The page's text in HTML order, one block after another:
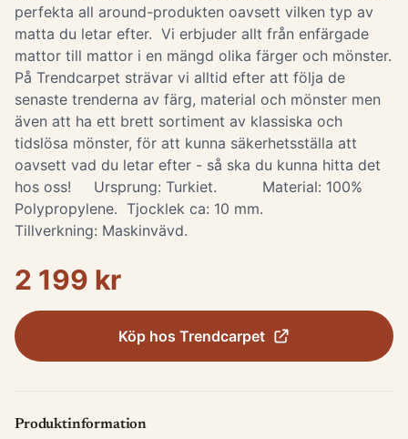
perfekta all around-produkten oavsett vilken typ av
matta du letar efter. Vi erbjuder allt från enfärgade
mattor till mattor i en mängd olika färger och mönster.
På Trendcarpet strävar vi alltid efter att följa de
senaste trenderna av färg, material och mönster men
även att ha ett brett sortiment av klassiska och
tidslösa mönster, för att kunna säkerhetsställa att
oavsett vad du letar efter - så ska du kunna hitta det
hos oss! Ursprung: Turkiet. Material: 100%
Polypropylene. Tjocklek ca: 10 mm.
Tillverkning: Maskinvävd.
2 199 kr
Köp hos Trendcarpet
Produktinformation